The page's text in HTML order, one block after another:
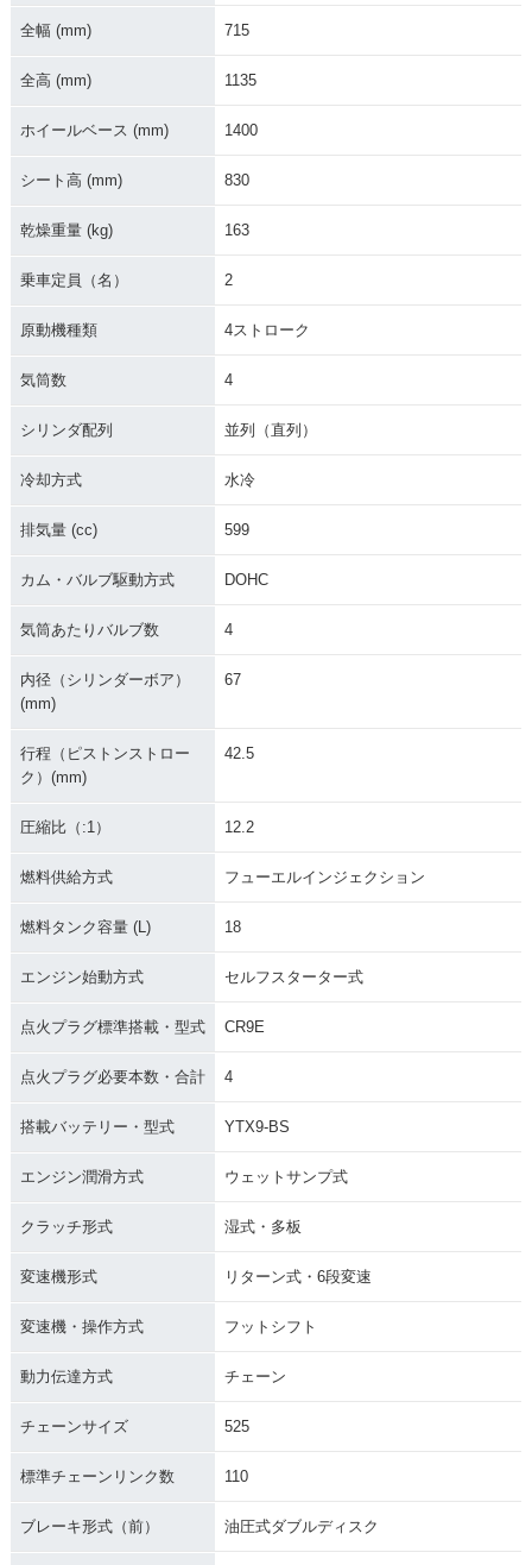
2009年 GSX-R60
0・カラーチェンジ
0・フルモデルチェ
2006年 GSX-R60
ンジ
2005年 GSX-R600
0・カラーチェンジ
0・カラーチェンジ
2000年 GSX-R60
1999年 GSX-R60
1998年 GSX-R60
ンジ
全幅 (mm) 715
全高 (mm) 1135
ホイールベース (mm) 1400
シート高 (mm) 830
乾燥重量 (kg) 163
乗車定員（名） 2
原動機種類 4ストローク
気筒数 4
シリンダ配列 並列（直列）
冷却方式 水冷
排気量 (cc) 599
カム・バルブ駆動方式 DOHC
気筒あたりバルブ数 4
内径（シリンダーボア）
(mm)
67
行程（ピストンストロー
ク）(mm)
42.5
圧縮比（:1） 12.2
燃料供給方式 フューエルインジェクション
燃料タンク容量 (L) 18
エンジン始動方式 セルフスターター式
点火プラグ標準搭載・型式 CR9E
点火プラグ必要本数・合計 4
搭載バッテリー・型式 YTX9-BS
エンジン潤滑方式 ウェットサンプ式
クラッチ形式 湿式・多板
変速機形式 リターン式・6段変速
変速機・操作方式 フットシフト
動力伝達方式 チェーン
チェーンサイズ 525
標準チェーンリンク数 110
ブレーキ形式（前） 油圧式ダブルディスク